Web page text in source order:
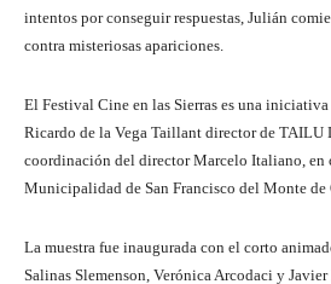
intentos por conseguir respuestas, Julián
contra misteriosas apariciones.
El Festival Cine en las Sierras es una
Ricardo de la Vega Taillant director de TAILU
coordinación del director Marcelo Italiano, en
Municipalidad de San Francisco del Monte de
La muestra fue inaugurada con el corto
Salinas Slemenson, Verónica Arcodaci y Javier